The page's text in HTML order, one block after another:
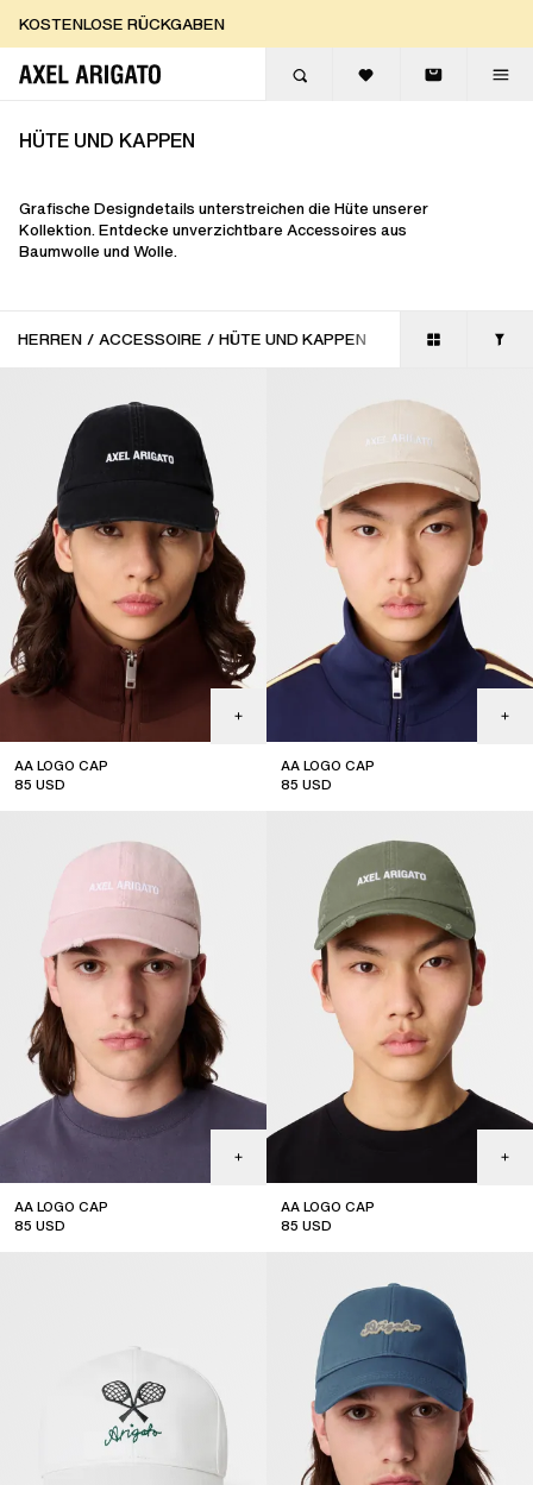
Zum Inhalt springen
KOSTENLOSE RÜCKGABEN
KOSTENLOSE EXPRESSLIEFERUNG
HÜTE UND KAPPEN
Grafische Designdetails unterstreichen die Hüte unserer
Kollektion. Entdecke unverzichtbare Accessoires aus
Baumwolle und Wolle.
HERREN / ACCESSOIRE / HÜTE UND KAPPEN
AA LOGO CAP
85 USD
AA LOGO CAP
85 USD
AA LOGO CAP
85 USD
AA LOGO CAP
85 USD